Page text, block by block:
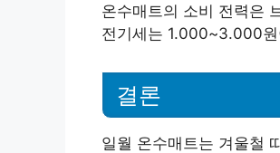
온수매트의 소비 전력은
전기세는 1.000~3.000
결론
일월 온수매트는 겨울철